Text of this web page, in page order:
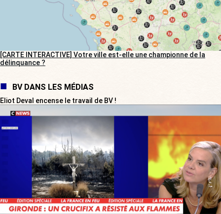
[CARTE INTERACTIVE] Votre ville est-elle une championne de la
délinquance ?
BV DANS LES MÉDIAS
Eliot Deval encense le travail de BV !